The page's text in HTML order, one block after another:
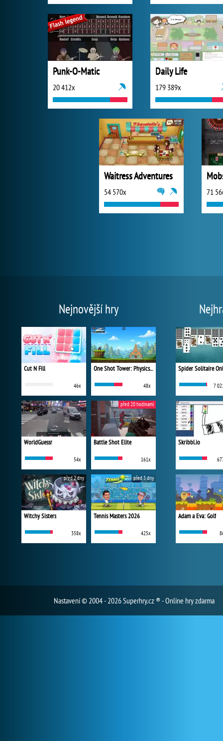
Punk-O-Matic
20 412x
Daily Life
179 389x
Waitress Adventures
54 570x 71
Nejnovější hry
Cut N Fill
46x
One Shot Tower: Physics Destroyer
48x
WorldGuessr
54x
Battle Shot Elite
161x
před 20 hodinami
Witchy Sisters
358x
před 2 dny
Tennis Masters 2026
425x
před 3 dny
Spider Solitaire
7
Skribbl.io
Adam a Eva: Golf
Nastavení© 2004 - 2026 Superhry.cz ® - Online hry zdarma